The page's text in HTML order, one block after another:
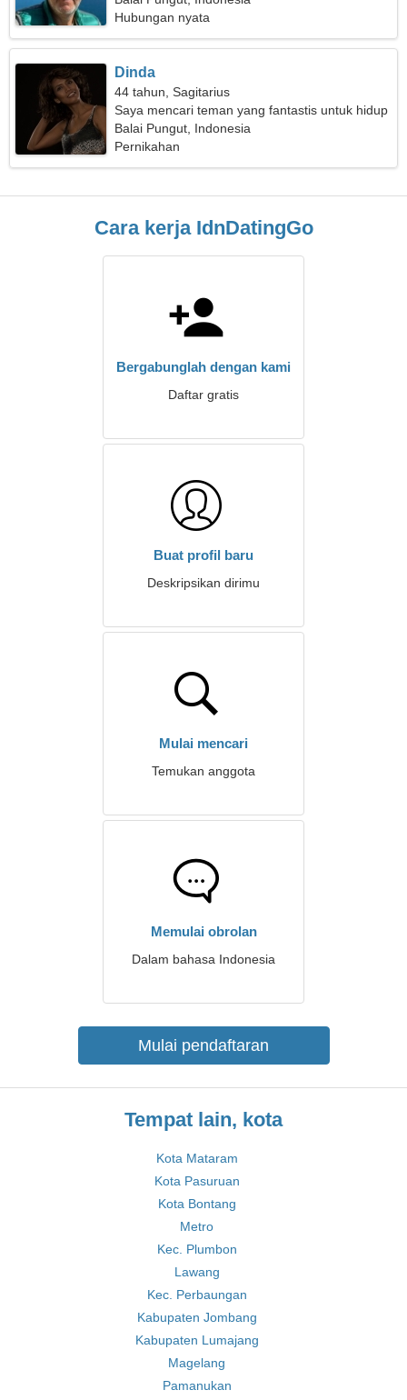
Hubungan nyata
Dinda
44 tahun, Sagitarius
Saya mencari teman yang fantastis untuk hidup
Balai Pungut, Indonesia
Pernikahan
Cara kerja IdnDatingGo
Bergabunglah dengan kami
Daftar gratis
Buat profil baru
Deskripsikan dirimu
Mulai mencari
Temukan anggota
Memulai obrolan
Dalam bahasa Indonesia
Mulai pendaftaran
Tempat lain, kota
Kota Mataram
Kota Pasuruan
Kota Bontang
Metro
Kec. Plumbon
Lawang
Kec. Perbaungan
Kabupaten Jombang
Kabupaten Lumajang
Magelang
Pamanukan